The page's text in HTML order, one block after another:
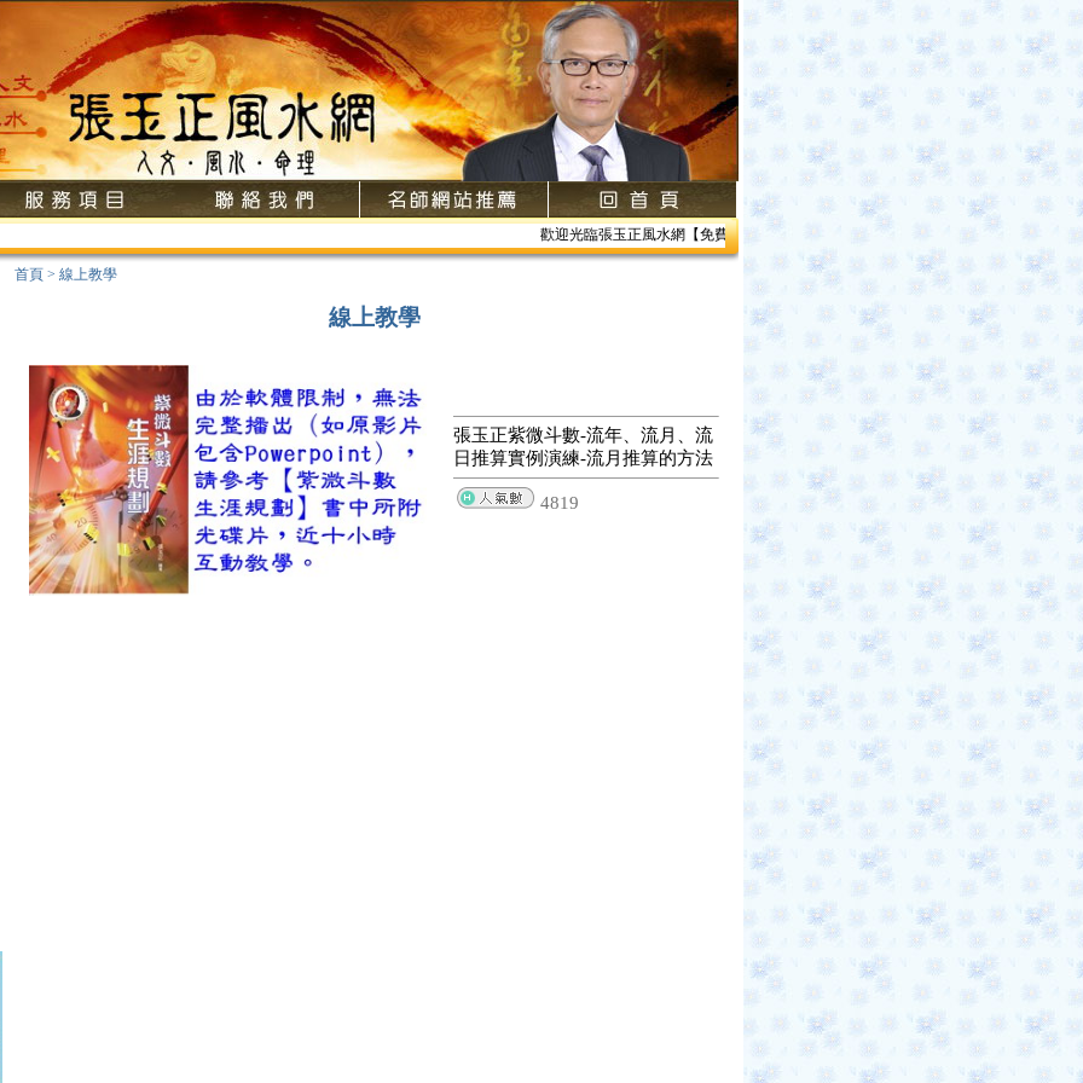
歡迎光臨張玉正風水網【免費網路線上教學】【風水館】1.居家風水2.企業風水3.
首頁 > 線上教學
線上教學
張玉正紫微斗數-流年、流月、流
日推算實例演練-流月推算的方法
4819